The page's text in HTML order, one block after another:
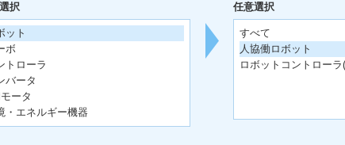
択
ット
ボ
トローラ
バータ
ータ
・エネルギー機器
任意選択
すべて
人協働ロボット
ロボットコントローラ